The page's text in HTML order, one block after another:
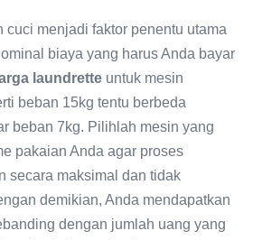
cuci menjadi faktor penentu utama
biaya yang harus Anda bayar
laundrette untuk mesin
beban 15kg tentu berbeda
beban 7kg. Pilihlah mesin yang
pakaian Anda agar proses
secara maksimal dan tidak
demikian, Anda mendapatkan
dengan jumlah uang yang